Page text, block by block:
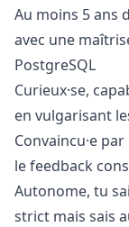
Au moins 5 ans
avec une
PostgreSQL
Curieux·se,
en vulgarisant
Convaincu·e
le feedback
Autonome, tu
strict mais sais